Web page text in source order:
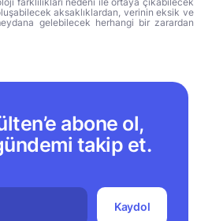
aksaklıklardan, verinin eksik ve
gelebilecek herhangi bir zarardan
abone ol,
takip et.
Kaydol